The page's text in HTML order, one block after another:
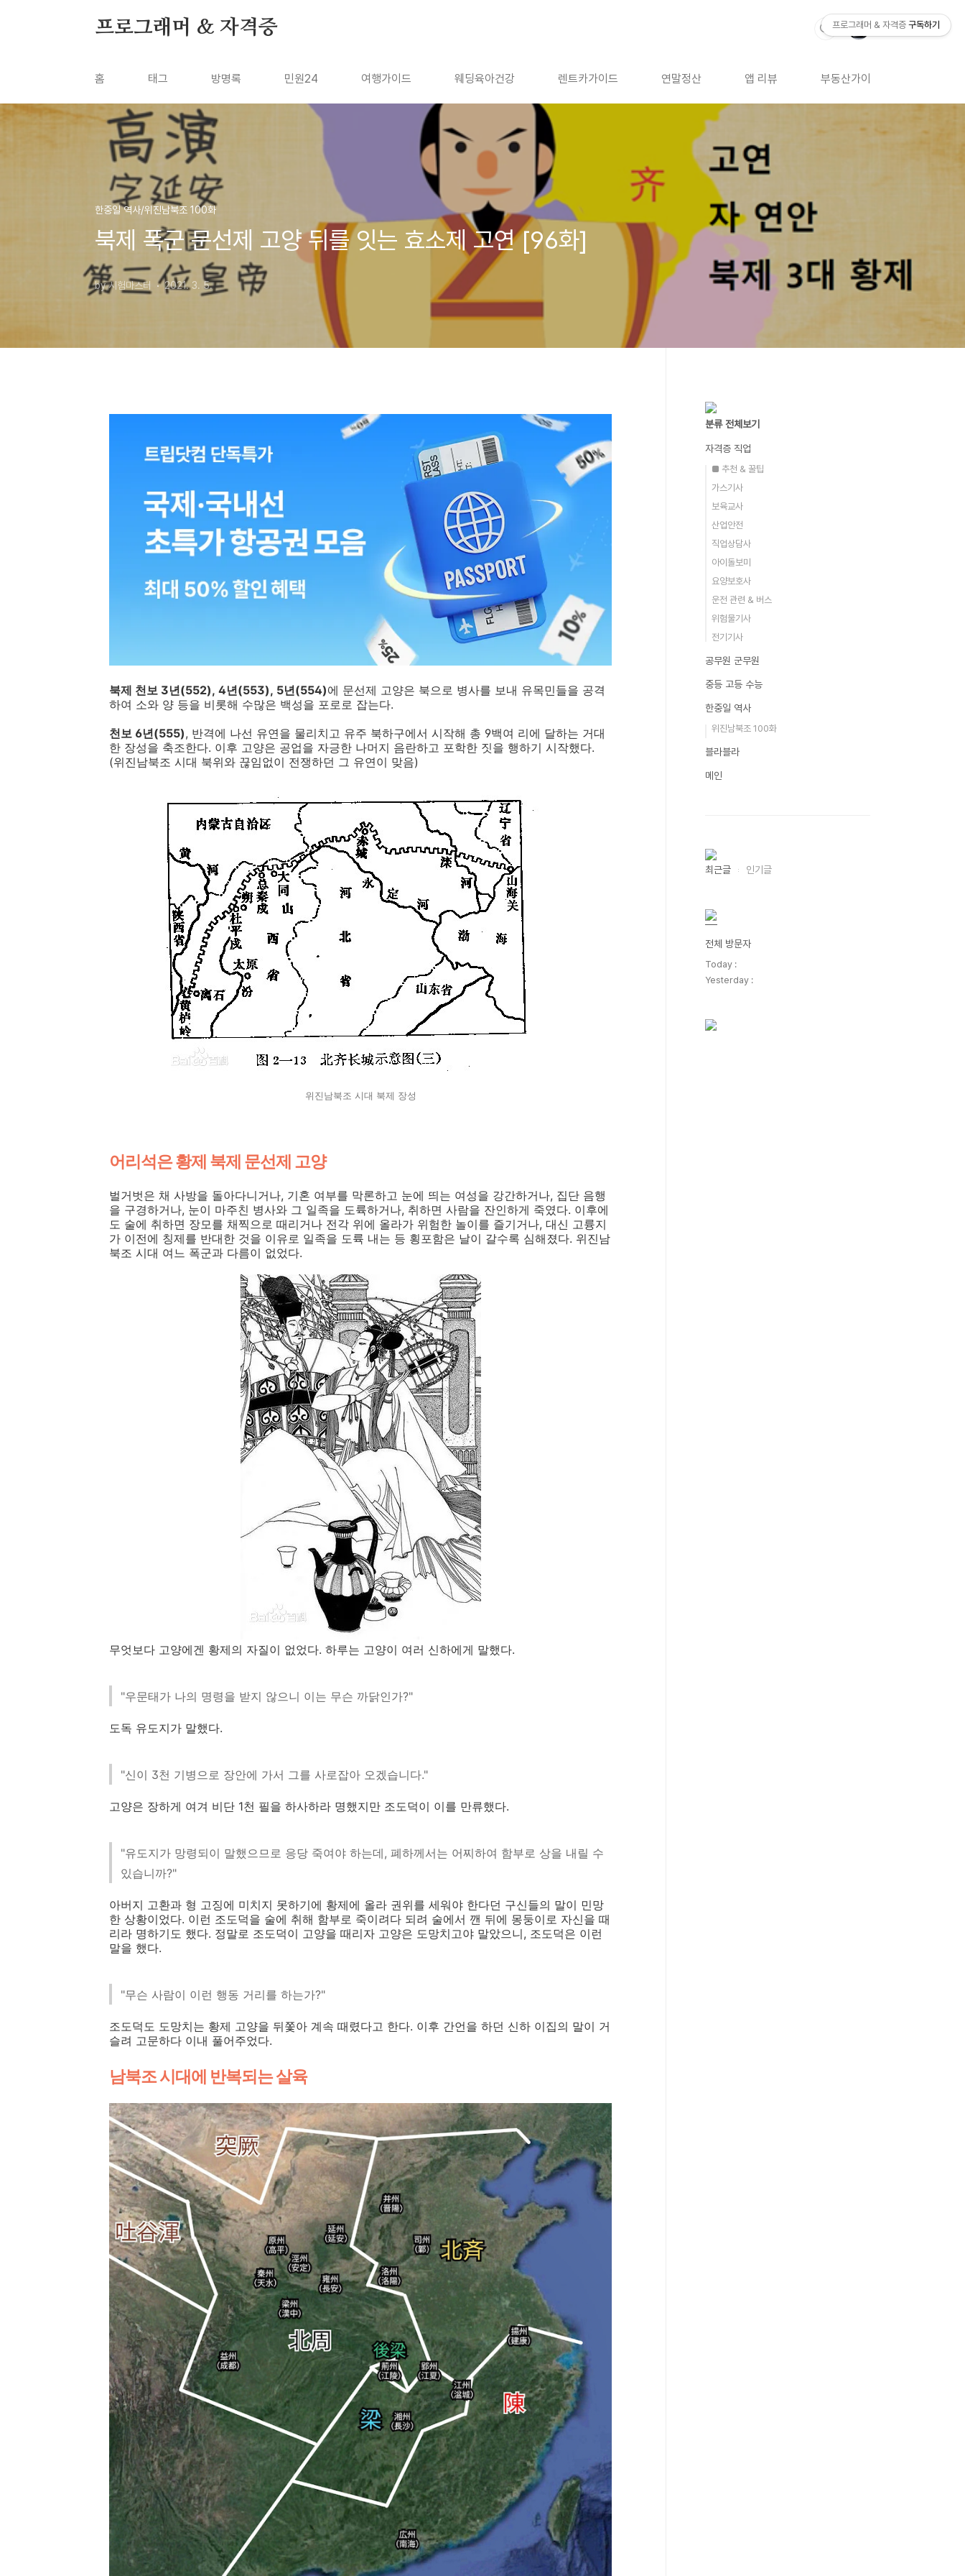
프로그래머 & 자격증
홈 태그 방명록 민원24 여행가이드 웨딩육아건강 렌트카가이드 연말정산 앱 리뷰 부동산가이드
한중일 역사/위진남북조 100화
북제 폭군 문선제 고양 뒤를 잇는 효소제 고연 [96화]
by 시험마스터 2021. 3. 5.
북제 천보 3년(552), 4년(553), 5년(554)에 문선제 고양은 북으로 병사를 보내 유목민들을 공격
하여 소와 양 등을 비롯해 수많은 백성을 포로로 잡는다.
천보 6년(555), 반격에 나선 유연을 물리치고 유주 북하구에서 시작해 총 9백여 리에 달하는 거대
한 장성을 축조한다. 이후 고양은 공업을 자긍한 나머지 음란하고 포학한 짓을 행하기 시작했다.
(위진남북조 시대 북위와 끊임없이 전쟁하던 그 유연이 맞음)
위진남북조 시대 북제 장성
어리석은 황제 북제 문선제 고양
벌거벗은 채 사방을 돌아다니거나, 기혼 여부를 막론하고 눈에 띄는 여성을 강간하거나, 집단 음행
을 구경하거나, 눈이 마주친 병사와 그 일족을 도륙하거나, 취하면 사람을 잔인하게 죽였다. 이후에
도 술에 취하면 장모를 채찍으로 때리거나 전각 위에 올라가 위험한 놀이를 즐기거나, 대신 고륭지
가 이전에 칭제를 반대한 것을 이유로 일족을 도륙 내는 등 횡포함은 날이 갈수록 심해졌다. 위진남
북조 시대 여느 폭군과 다름이 없었다.
무엇보다 고양에겐 황제의 자질이 없었다. 하루는 고양이 여러 신하에게 말했다.
"우문태가 나의 명령을 받지 않으니 이는 무슨 까닭인가?"
도독 유도지가 말했다.
"신이 3천 기병으로 장안에 가서 그를 사로잡아 오겠습니다."
고양은 장하게 여겨 비단 1천 필을 하사하라 명했지만 조도덕이 이를 만류했다.
"유도지가 망령되이 말했으므로 응당 죽여야 하는데, 폐하께서는 어찌하여 함부로 상을 내릴 수
있습니까?"
아버지 고환과 형 고징에 미치지 못하기에 황제에 올라 권위를 세워야 한다던 구신들의 말이 민망
한 상황이었다. 이런 조도덕을 술에 취해 함부로 죽이려다 되려 술에서 깬 뒤에 몽둥이로 자신을 때
리라 명하기도 했다. 정말로 조도덕이 고양을 때리자 고양은 도망치고야 말았으니, 조도덕은 이런
말을 했다.
"무슨 사람이 이런 행동 거리를 하는가?"
조도덕도 도망치는 황제 고양을 뒤쫓아 계속 때렸다고 한다. 이후 간언을 하던 신하 이집의 말이 거
슬려 고문하다 이내 풀어주었다.
남북조 시대에 반복되는 살육
분류 전체보기
자격증 직업
■ 추천 & 꿀팁
가스기사
보육교사
산업안전
직업상담사
아이돌보미
요양보호사
운전 관련 & 버스
위험물기사
전기기사
공무원 군무원
중등 고등 수능
한중일 역사
위진남북조 100화
블라블라
메인
최근글 인기글
전체 방문자
Today :
Yesterday :
프로그래머 & 자격증 구독하기